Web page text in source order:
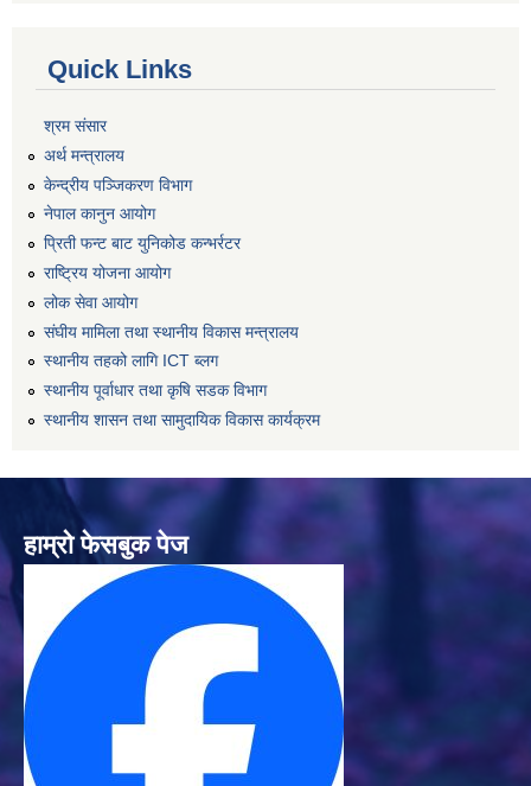
Quick Links
श्रम संसार
अर्थ मन्त्रालय
केन्द्रीय पञ्जिकरण विभाग
नेपाल कानुन आयोग
प्रिती फन्ट बाट युनिकोड कन्भर्रटर
राष्ट्रिय योजना आयोग
लोक सेवा आयोग
संघीय मामिला तथा स्थानीय विकास मन्त्रालय
स्थानीय तहको लागि ICT ब्लग
स्थानीय पूर्वाधार तथा कृषि सडक विभाग
स्थानीय शासन तथा सामुदायिक विकास कार्यक्रम
हाम्रो फेसबुक पेज